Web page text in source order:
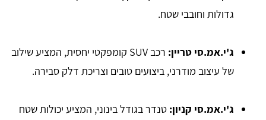
גדולות וחובבי שטח.
ג'י.אמ.סי טריין:
רכב SUV קומפקטי יחסית, המציע שילוב
של עיצוב מודרני, ביצועים טובים וצריכת דלק סבירה.
ג'י.אמ.סי קניון: טנדר בגודל בינוני, המציע יכולות שטח